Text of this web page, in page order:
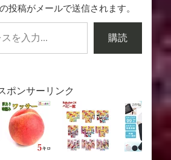
投稿がメールで送信されます。
購読
ポンサーリンク